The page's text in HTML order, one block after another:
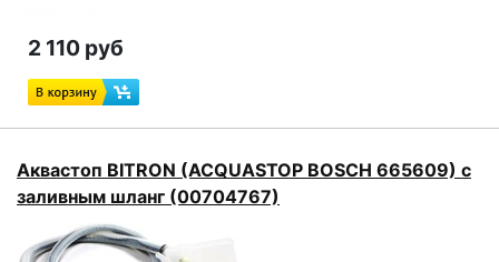
2 110 руб
Аквастоп BITRON (ACQUASTOP BOSCH 665609) с
заливным шланг (00704767)